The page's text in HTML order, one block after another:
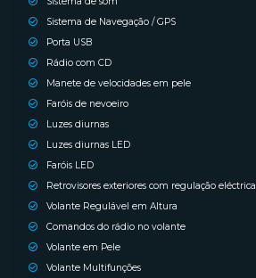
Sistema de Navegação / GPS
Porta USB
Rádio com CD
Manete de velocidades em pele
Faróis de nevoeiro
Luzes diurnas
Luzes diurnas LED
Faróis LED
Retrovisores exteriores com regulação eléctrica
Volante Regulável em Altura
Comandos do rádio no volante
Volante em Pele
Volante Multifunções